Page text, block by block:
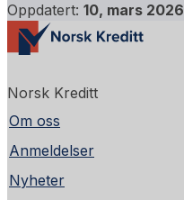
Oppdatert: 10, mars 2026
Norsk Kreditt
Om oss
Anmeldelser
Nyheter